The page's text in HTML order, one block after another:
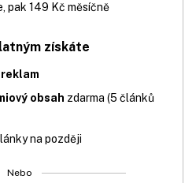
pak 149 Kč měsíčně
získáte
reklam
obsah zdarma (5 článků
na později
Nebo